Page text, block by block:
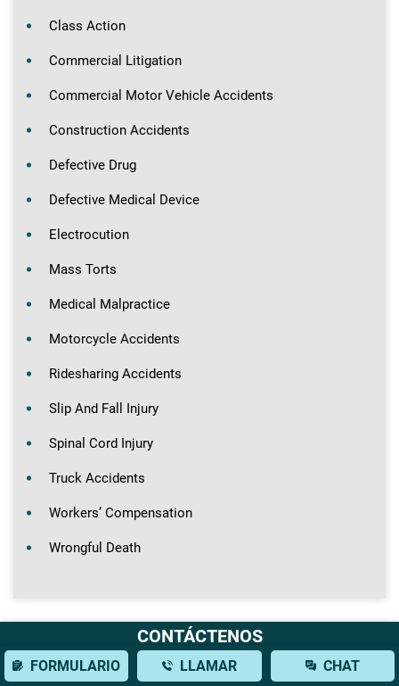
Class Action
Commercial Litigation
Commercial Motor Vehicle Accidents
Construction Accidents
Defective Drug
Defective Medical Device
Electrocution
Mass Torts
Medical Malpractice
Motorcycle Accidents
Ridesharing Accidents
Slip And Fall Injury
Spinal Cord Injury
Truck Accidents
Workers’ Compensation
Wrongful Death
Ubicaciones Adicionales
CONTÁCTENOS
FORMULARIO LLAMAR CHAT